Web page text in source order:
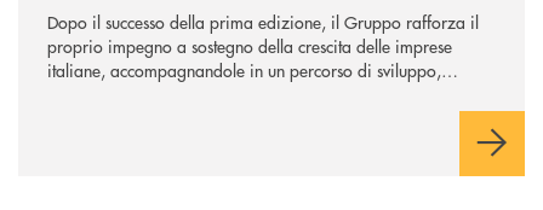
Dopo il successo della prima edizione, il Gruppo rafforza il
proprio impegno a sostegno della crescita delle imprese
italiane, accompagnandole in un percorso di sviluppo,